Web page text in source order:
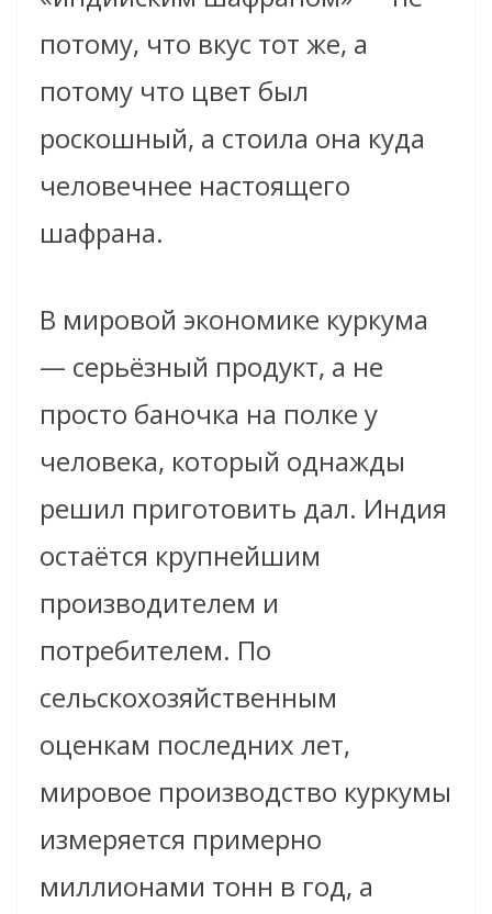
потому, что вкус тот же, а
потому что цвет был
роскошный, а стоила она куда
человечнее настоящего
шафрана.
В мировой экономике куркума
— серьёзный продукт, а не
просто баночка на полке у
человека, который однажды
решил приготовить дал. Индия
остаётся крупнейшим
производителем и
потребителем. По
сельскохозяйственным
оценкам последних лет,
мировое производство куркумы
измеряется примерно
миллионами тонн в год, а